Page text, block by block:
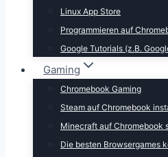
Linux App Store
Programmieren auf
Google Tutorials (z.B.
Gaming
Chromebook Gaming
Steam auf Chromebook
Minecraft auf Chromebook
Die besten Browsergames